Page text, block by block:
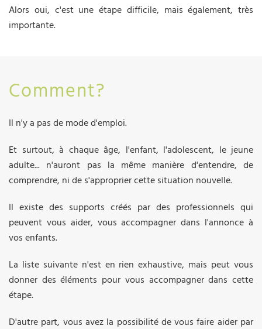
Alors oui, c'est une étape difficile, mais également, très
importante.
Comment?
Il n'y a pas de mode d'emploi.
Et surtout, à chaque âge, l'enfant, l'adolescent, le jeune
adulte... n'auront pas la même manière d'entendre, de
comprendre, ni de s'approprier cette situation nouvelle.
Il existe des supports créés par des professionnels qui
peuvent vous aider, vous accompagner dans l'annonce à
vos enfants.
La liste suivante n'est en rien exhaustive, mais peut vous
donner des éléments pour vous accompagner dans cette
étape.
D'autre part, vous avez la possibilité de vous faire aider par